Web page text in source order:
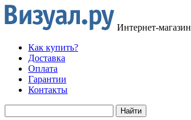
Интернет-магазин
Как купить?
Доставка
Оплата
Гарантии
Контакты